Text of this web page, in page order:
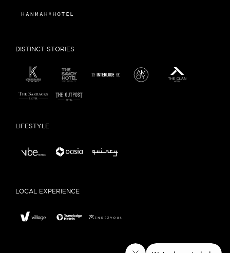
DISTINCT STORIES
LIFESTYLE
LOCAL EXPERIENCE